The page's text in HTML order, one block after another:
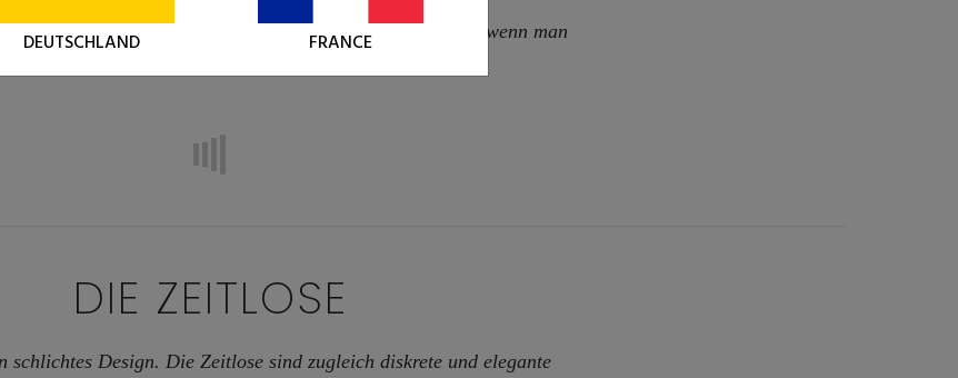
einzigartigen Natursteinen mit vielen Eigenschaften. Erst wenn man
verbindet, kommt ihr volles Potenzial zum Ausdruck.
DIE ZEITLOSE
schlichtes Design. Die Zeitlose sind zugleich diskrete und elegante
DEUTSCHLAND FRANCE